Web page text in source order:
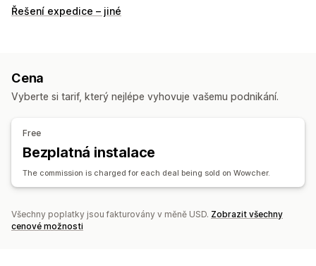
Řešení expedice – jiné
Cena
Vyberte si tarif, který nejlépe vyhovuje vašemu podnikání.
Free
Bezplatná instalace
The commission is charged for each deal being sold on Wowcher.
Všechny poplatky jsou fakturovány v měně USD. Zobrazit všechny
cenové možnosti